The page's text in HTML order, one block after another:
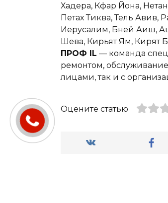
Хадера, Кфар Йона,
Петах Тиква, Тель Авив,
Иерусалим, Бней Аиш,
Шева, Кирьят Ям, Кирят
ПРОФ IL — команда
ремонтом,
лицами, так и с
Оцените статью